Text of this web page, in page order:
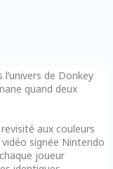
l’univers de Donkey
quand deux
aux couleurs
signée Nintendo
joueur